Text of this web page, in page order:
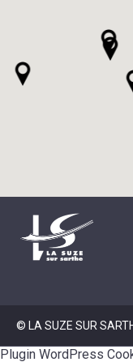
© LA SUZE SUR
Plugin WordPress